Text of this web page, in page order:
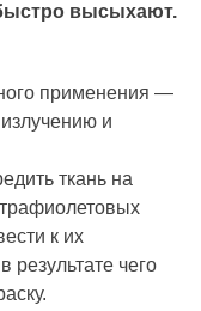
высыхают.
применения —
и
ткань на
к их
результате чего